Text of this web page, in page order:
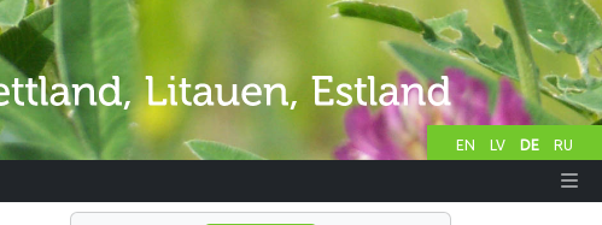
EN LV DE RU